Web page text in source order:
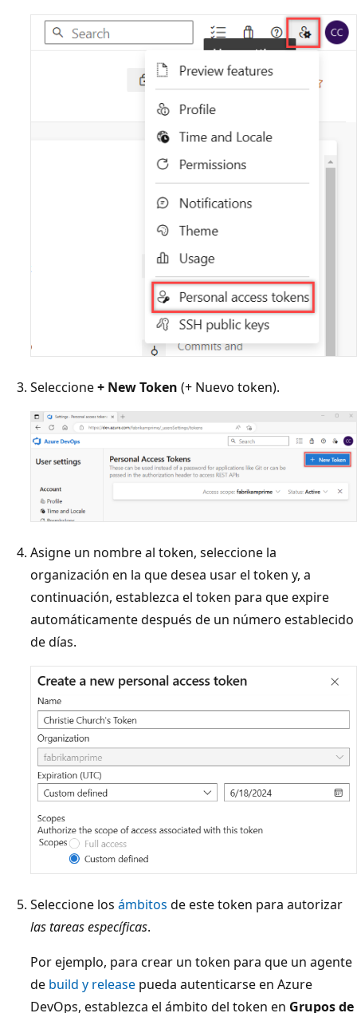
Seleccione+ New Token (+ Nuevo token).
Asigne un nombre al token, seleccione la
organización en la que desea usar el token y, a
continuación, establezca el token para que expire
automáticamente después de un número establecido
de días.
Seleccione los ámbitos de este token para autorizar
las tareas específicas.
Por ejemplo, para crear un token para que un agente
de build y release pueda autenticarse en Azure
DevOps, establezca el ámbito del token en Grupos de